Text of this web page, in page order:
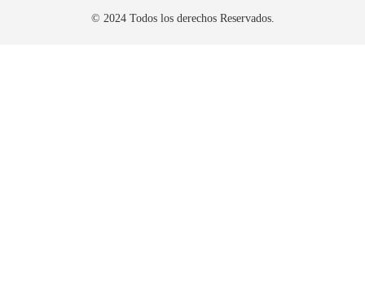
© 2024 Todos los derechos Reservados.